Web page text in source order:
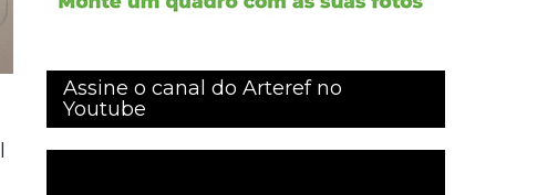
Assine o canal do Arteref no
Youtube